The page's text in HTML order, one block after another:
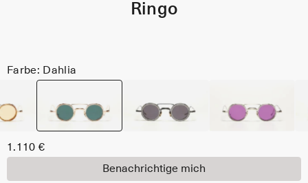
Ringo
Farbe: Dahlia
1.110 €
Benachrichtige mich